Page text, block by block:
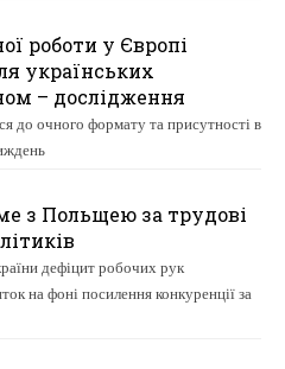
роботи у Європі
українських
– дослідження
до очного формату та присутності в
з Польщею за трудові
дефіцит робочих рук
на фоні посилення конкуренції за